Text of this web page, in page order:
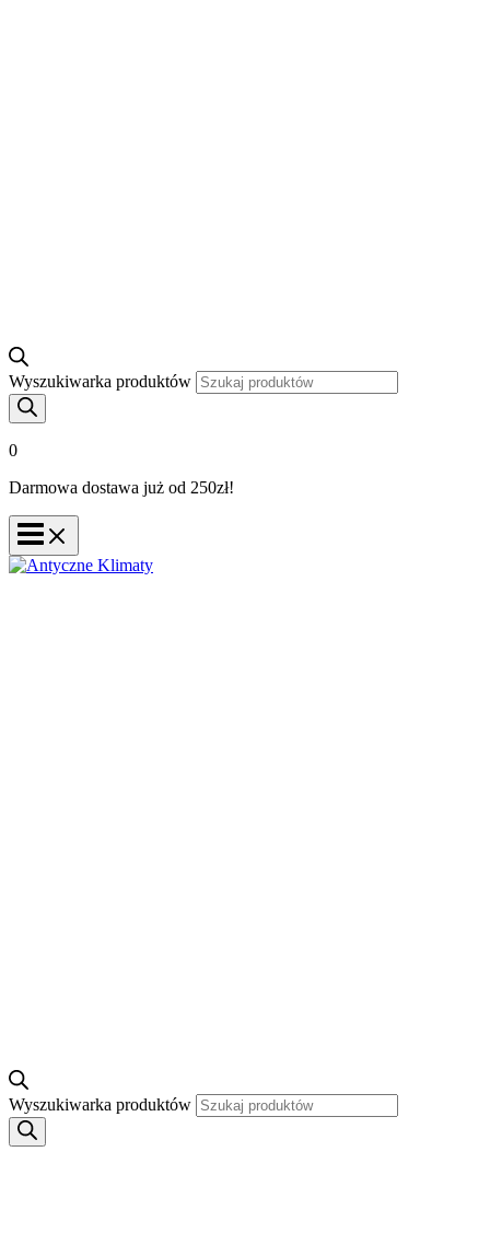
Wyszukiwarka produktów
0
Darmowa dostawa już od 250zł!
Wyszukiwarka produktów